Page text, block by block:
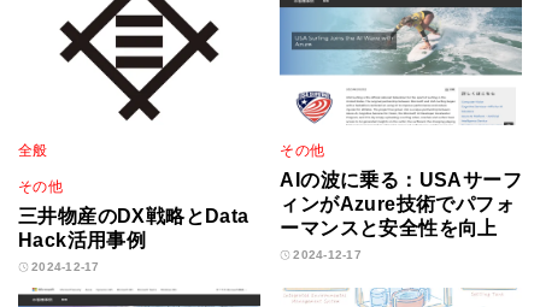
全般
その他
三井物産のDX戦略とData
Hack活用事例
2024-12-17
その他
AIの波に乗る：USAサーフ
ィンがAzure技術でパフォ
ーマンスと安全性を向上
2024-12-17